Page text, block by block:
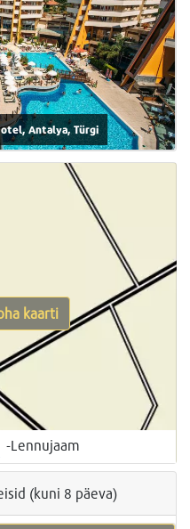
Antalya, Türgi
-Lennujaam
kaarti
(kuni 8 päeva)